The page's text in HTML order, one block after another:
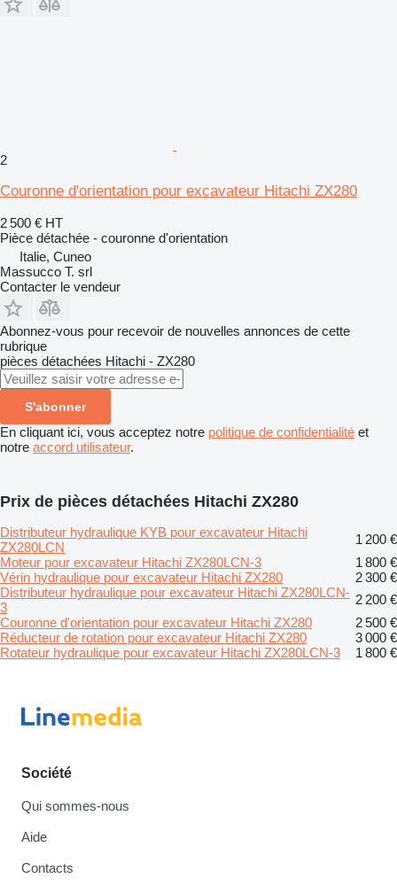
2
Couronne d'orientation pour excavateur Hitachi ZX280
2 500 € HT
Pièce détachée - couronne d'orientation
Italie, Cuneo
Massucco T. srl
Contacter le vendeur
Abonnez-vous pour recevoir de nouvelles annonces de cette
rubrique
pièces détachées Hitachi - ZX280
S'abonner
En cliquant ici, vous acceptez notre politique de confidentialité et
notre accord utilisateur.
Prix de pièces détachées Hitachi ZX280
Distributeur hydraulique KYB pour excavateur Hitachi
ZX280LCN
1 200 €
Moteur pour excavateur Hitachi ZX280LCN-3
1 800 €
Vérin hydraulique pour excavateur Hitachi ZX280
2 300 €
Distributeur hydraulique pour excavateur Hitachi ZX280LCN-
3
2 200 €
Couronne d'orientation pour excavateur Hitachi ZX280
2 500 €
Réducteur de rotation pour excavateur Hitachi ZX280
3 000 €
Rotateur hydraulique pour excavateur Hitachi ZX280LCN-3
1 800 €
Société
Qui sommes-nous
Aide
Contacts